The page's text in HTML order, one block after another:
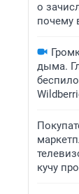
о
почему
дыма.
кучу